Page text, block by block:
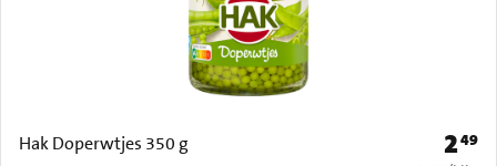
Hak Doperwtjes 350 g Prijs:
249